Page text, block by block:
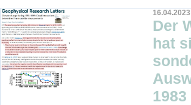
Der
hat